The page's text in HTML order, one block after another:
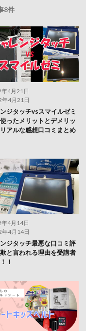
8件
4月21日
年4月21日
ジタッチvsスマイルゼミ
ったメリットとデメリッ
アルな感想口コミまとめ
4月14日
年4月14日
ジタッチ最悪な口コミ評
と言われる理由を受講者
！